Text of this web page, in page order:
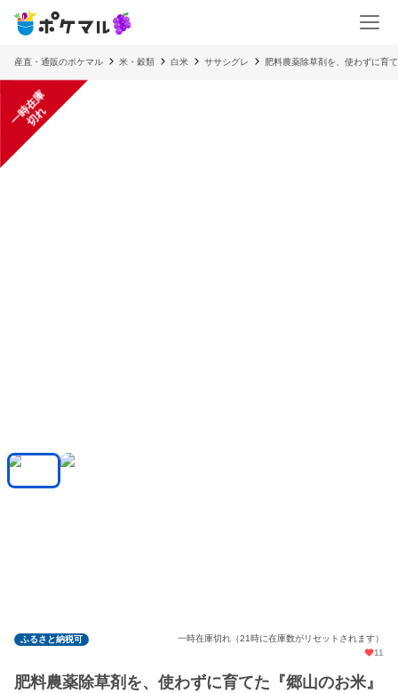
産直・通販のポケマル 米・穀類 白米 ササシグレ 肥料農薬除草剤を、使わずに
一
時
在
庫
切
れ
ふるさと納税可
一時在庫切れ（21時に在庫数がリセットされます）
11
肥料農薬除草剤を、使わずに育てた『郷山のお米』